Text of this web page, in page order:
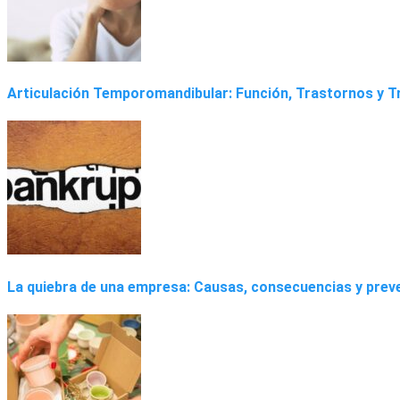
Articulación Temporomandibular: Función, Trastornos y
La quiebra de una empresa: Causas, consecuencias y